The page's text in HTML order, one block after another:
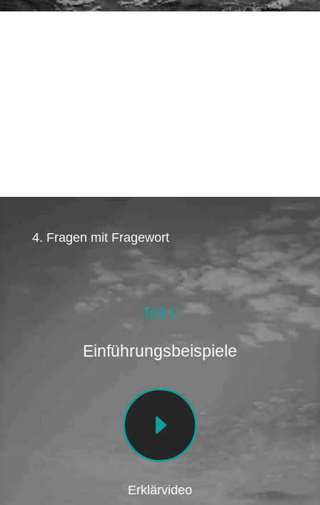
4. Fragen mit Fragewort
Teil I:
Einführungsbeispiele
E
Erklärvideo